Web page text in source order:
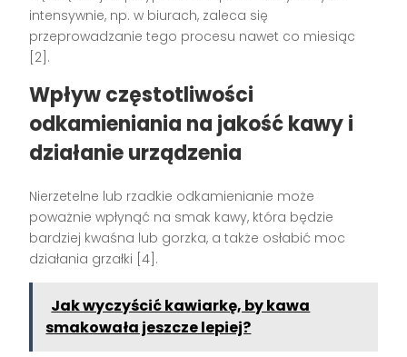
intensywnie, np. w biurach, zaleca się
przeprowadzanie tego procesu nawet co miesiąc
[2].
Wpływ częstotliwości
odkamieniania na jakość kawy i
działanie urządzenia
Nierzetelne lub rzadkie odkamienianie może
poważnie wpłynąć na smak kawy, która będzie
bardziej kwaśna lub gorzka, a także osłabić moc
działania grzałki [4].
Jak wyczyścić kawiarkę, by kawa
smakowała jeszcze lepiej?